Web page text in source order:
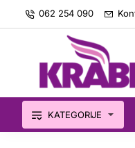
062 254 090
KATEGORIJE